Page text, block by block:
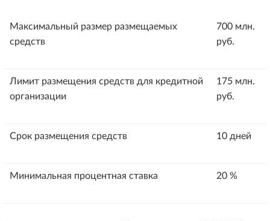
Максимальный размер размещаемых
средств
700 млн.
руб.
Лимит размещения средств для кредитной
организации
175 млн.
руб.
Срок размещения средств 10 дней
Минимальная процентная ставка 20 %